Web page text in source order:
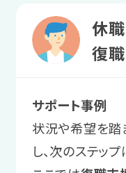
サポート例
ポートを行い
や身だしなみ
サポート例
接対策など
サポートし
にもスタッ
自分にと
働きや
ストレスの少
環境を見つけま
サポート例
業務上
業務上の工夫
ツを身につけ
休
復
サポート事例
状況や希望を
し、次のステッ